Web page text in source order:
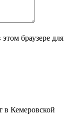
браузере для
в Кемеровской